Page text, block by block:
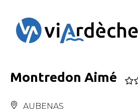
Montredon Aimé
AUBENAS